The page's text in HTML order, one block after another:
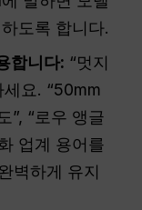
도록 합니다.
합니다: “멋지
요. “50mm
”, “로우 앵글
업계 용어를
벽하게 유지